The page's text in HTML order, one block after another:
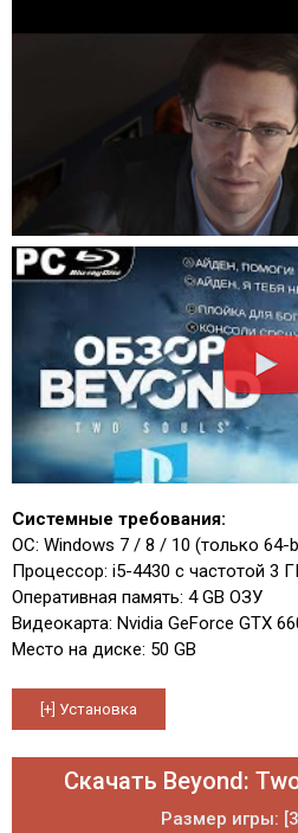
Системные требования:
ОС: Windows 7 / 8 / 10 (только 64-
Процессор: i5-4430 с частотой 3
Оперативная память: 4 GB ОЗУ
Видеокарта: Nvidia GeForce GTX
Место на диске: 50 GB
Скачать Beyond:
Размер игры: